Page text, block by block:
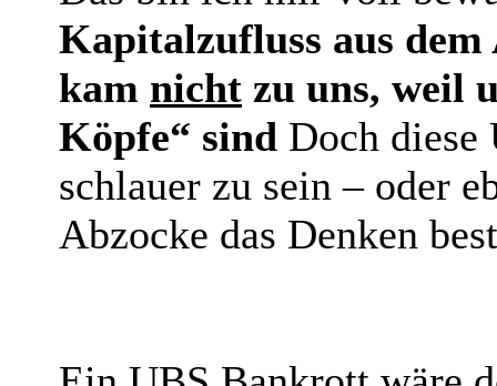
Kapitalzufluss aus
kam nicht zu uns, weil
Köpfe“ sind Doch diese
schlauer zu sein – oder
Abzocke das Denken